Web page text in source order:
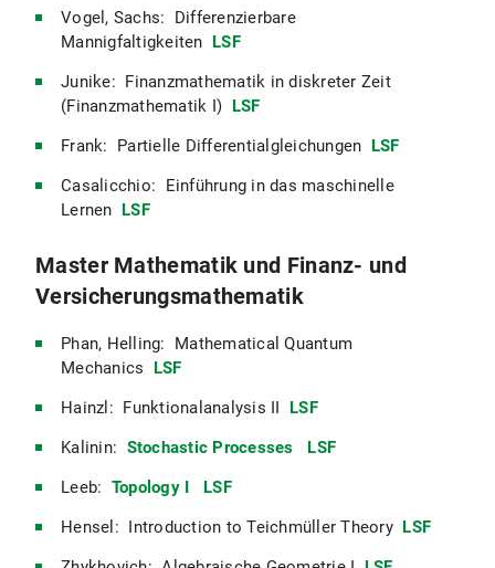
Vogel, Sachs: Differenzierbare
Mannigfaltigkeiten LSF
Junike: Finanzmathematik in diskreter Zeit
(Finanzmathematik I) LSF
Frank: Partielle Differentialgleichungen LSF
Casalicchio: Einführung in das maschinelle
Lernen LSF
Master Mathematik und Finanz- und
Versicherungsmathematik
Phan, Helling: Mathematical Quantum
Mechanics LSF
Hainzl: Funktionalanalysis II LSF
Kalinin: Stochastic Processes
LSF
Leeb: Topology I
LSF
Hensel: Introduction to Teichmüller Theory LSF